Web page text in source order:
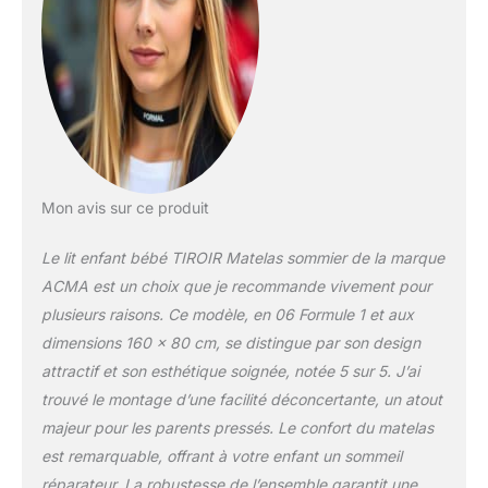
Le nom de votre enfant
sur le lit gratuitement -
après l'achat, envoyez
un message avec le nom
que nous avons mis sur
le lit !!!
Mon avis sur ce produit
Le lit enfant bébé TIROIR Matelas sommier de la marque
ACMA est un choix que je recommande vivement pour
plusieurs raisons. Ce modèle, en 06 Formule 1 et aux
dimensions 160 x 80 cm, se distingue par son design
attractif et son esthétique soignée, notée 5 sur 5. J’ai
trouvé le montage d’une facilité déconcertante, un atout
majeur pour les parents pressés. Le confort du matelas
est remarquable, offrant à votre enfant un sommeil
réparateur. La robustesse de l’ensemble garantit une